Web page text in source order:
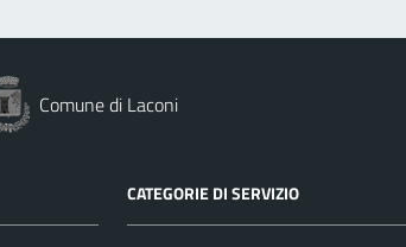
Comune di Laconi
CATEGORIE DI SERVIZIO